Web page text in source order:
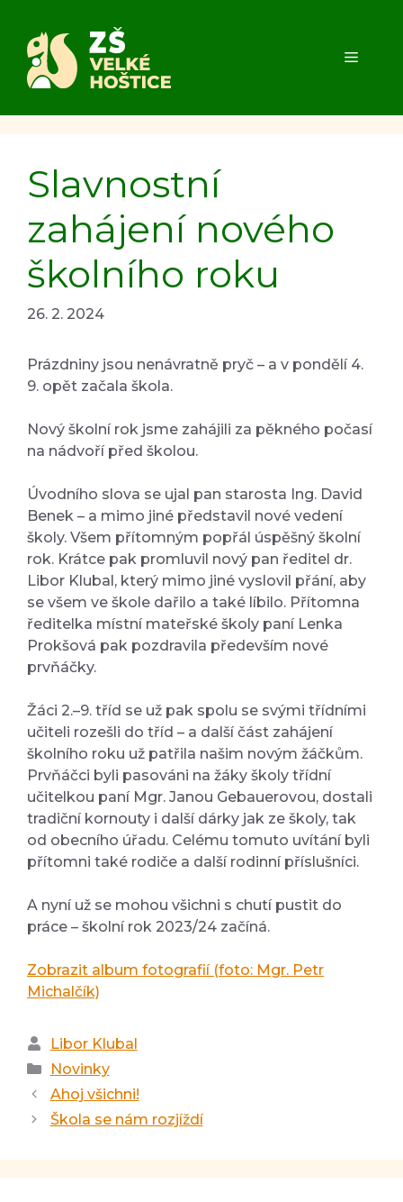
obsah
MENU
Slavnostní
zahájení nového
školního roku
26. 2. 2024
Prázdniny jsou nenávratně pryč – a v pondělí 4.
9. opět začala škola.
Nový školní rok jsme zahájili za pěkného počasí
na nádvoří před školou.
Úvodního slova se ujal pan starosta Ing. David
Benek – a mimo jiné představil nové vedení
školy. Všem přítomným popřál úspěšný školní
rok. Krátce pak promluvil nový pan ředitel dr.
Libor Klubal, který mimo jiné vyslovil přání, aby
se všem ve škole dařilo a také líbilo. Přítomna
ředitelka místní mateřské školy paní Lenka
Prokšová pak pozdravila především nové
prvňáčky.
Žáci 2.–9. tříd se už pak spolu se svými třídními
učiteli rozešli do tříd – a další část zahájení
školního roku už patřila našim novým žáčkům.
Prvňáčci byli pasováni na žáky školy třídní
učitelkou paní Mgr. Janou Gebauerovou, dostali
tradiční kornouty i další dárky jak ze školy, tak
od obecního úřadu. Celému tomuto uvítání byli
přítomni také rodiče a další rodinní příslušníci.
A nyní už se mohou všichni s chutí pustit do
práce – školní rok 2023/24 začíná.
Zobrazit album fotografií (foto: Mgr. Petr
Michalčík)
Autor
Libor Klubal
Rubriky
Novinky
Ahoj všichni!
Škola se nám rozjíždí